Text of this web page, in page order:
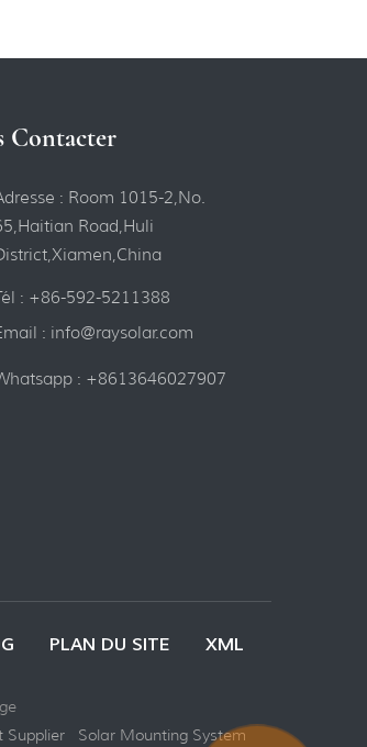
Contacter
: Room 1015-2,No.
Road,Huli
: +86-592-5211388
: info@raysolar.com
: +8613646027907
PLAN DU SITE
XML
Supplier Solar Mounting System